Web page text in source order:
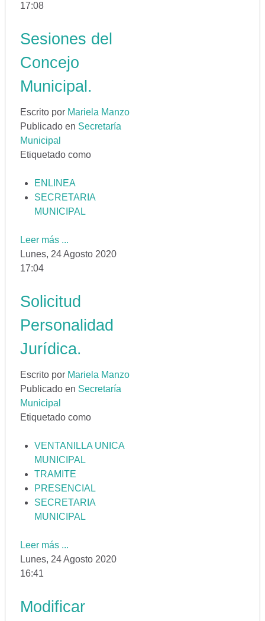
17:08
Sesiones del
Concejo
Municipal.
Escrito por Mariela Manzo
Publicado en Secretaría
Municipal
Etiquetado como
ENLINEA
SECRETARIA
MUNICIPAL
Leer más ...
Lunes, 24 Agosto 2020
17:04
Solicitud
Personalidad
Jurídica.
Escrito por Mariela Manzo
Publicado en Secretaría
Municipal
Etiquetado como
VENTANILLA UNICA
MUNICIPAL
TRAMITE
PRESENCIAL
SECRETARIA
MUNICIPAL
Leer más ...
Lunes, 24 Agosto 2020
16:41
Modificar